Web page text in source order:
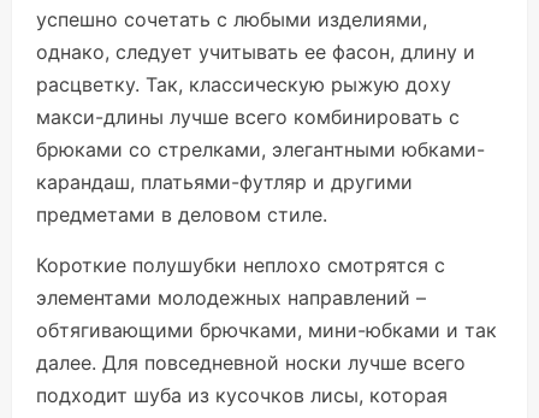
успешно сочетать с любыми изделиями,
однако, следует учитывать ее фасон, длину и
расцветку. Так, классическую рыжую доху
макси-длины лучше всего комбинировать с
брюками со стрелками, элегантными юбками-
карандаш, платьями-футляр и другими
предметами в деловом стиле.
Короткие полушубки неплохо смотрятся с
элементами молодежных направлений –
обтягивающими брючками, мини-юбками и так
далее. Для повседневной носки лучше всего
подходит шуба из кусочков лисы, которая